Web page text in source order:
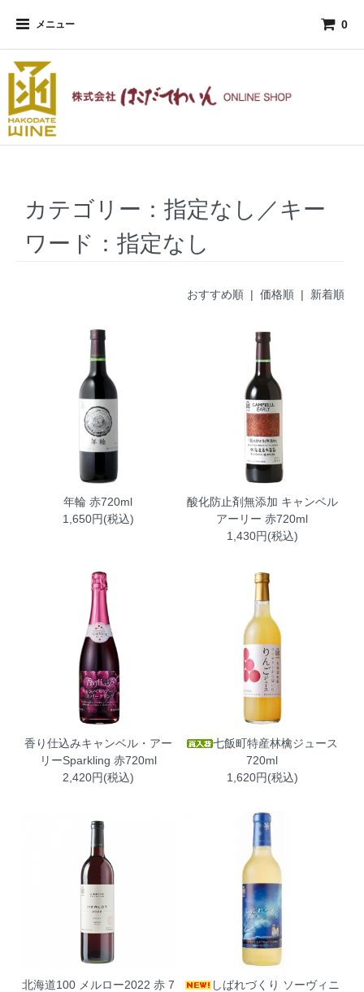
メニュー 0
カテゴリー：指定なし／キー
ワード：指定なし
おすすめ順 | 価格順| 新着順
年輪 赤720ml
1,650円(税込)
酸化防止剤無添加 キャンベル
アーリー 赤720ml
1,430円(税込)
香り仕込みキャンベル・アー
リーSparkling 赤720ml
2,420円(税込)
七飯町特産林檎ジュース
720ml
1,620円(税込)
北海道100 メルロー2022 赤 7
しばれづくり ソーヴィニ